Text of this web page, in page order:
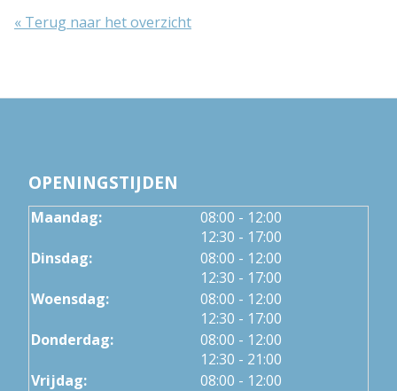
« Terug naar het overzicht
OPENINGSTIJDEN
Maandag: 08:00 tot
- 12:00
12:30 tot
- 17:00
Dinsdag:
08:00 tot
- 12:00
12:30 tot
- 17:00
Woensdag:
08:00 tot
- 12:00
12:30 tot
- 17:00
Donderdag:
08:00 tot
- 12:00
12:30 tot
- 21:00
Vrijdag:
08:00 - 12:00